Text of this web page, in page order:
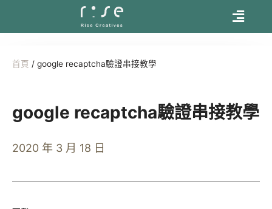
首頁 / google recaptcha驗證串接教學
google recaptcha驗證串接教學
2020 年 3 月 18 日